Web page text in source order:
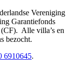
Vereniging
Garantiefonds
Alle villa’s en
bezocht.
6910645.